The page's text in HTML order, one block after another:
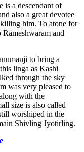
is a descendant of
also a great devotee
him. To atone for
and
to bring a
linga as Kashi
through the sky
was very pleased to
with the
size is also called
worshiped in the
Shivling Jyotirling.